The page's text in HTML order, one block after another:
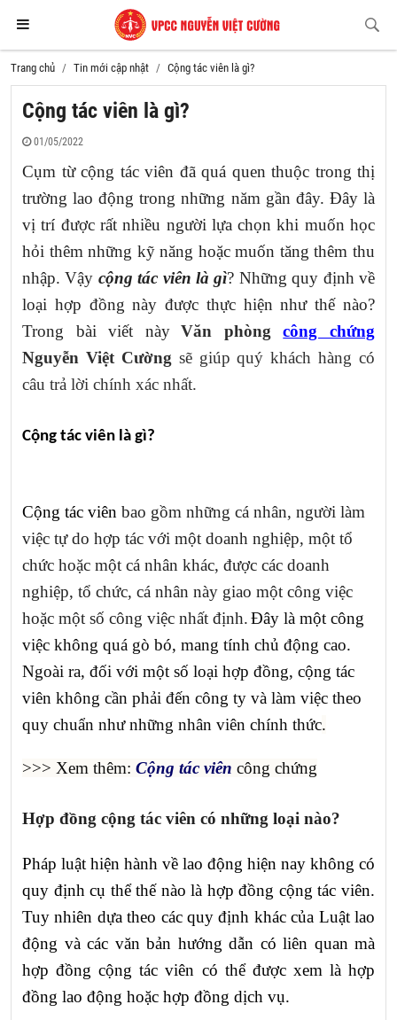
Trang chủ Tin mới cập nhật Cộng tác viên là gì?
Cộng tác viên là gì?
01/05/2022
Cụm từ cộng tác viên đã quá quen thuộc trong thị
trường lao động trong những năm gần đây. Đây là
vị trí được rất nhiều người lựa chọn khi muốn học
hỏi thêm những kỹ năng hoặc muốn tăng thêm thu
nhập. Vậy cộng tác viên là gì? Những quy định về
loại hợp đồng này được thực hiện như thế nào?
Trong bài viết này Văn phòngcông chứng
Nguyễn Việt Cường sẽ giúp quý khách hàng có
câu trả lời chính xác nhất.
Cộng tác viên là gì?
Cộng tác viên bao gồm những cá nhân, người làm
việc tự do hợp tác với một doanh nghiệp, một tổ
chức hoặc một cá nhân khác, được các doanh
nghiệp, tổ chức, cá nhân này giao một công việc
hoặc một số công việc nhất định.Đây là một công
việc không quá gò bó, mang tính chủ động cao.
Ngoài ra, đối với một số loại hợp đồng, cộng tác
viên không cần phải đến công ty và làm việc theo
quy chuẩn như những nhân viên chính thức.
>>> Xem thêm: Cộng tác viên công chứng
Hợp đồng cộng tác viên có những loại nào?
Pháp luật hiện hành về lao động hiện nay không có
quy định cụ thể thế nào là hợp đồng cộng tác viên.
Tuy nhiên dựa theo các quy định khác của Luật lao
động và các văn bản hướng dẫn có liên quan mà
hợp đồng cộng tác viên có thể được xem là hợp
đồng lao động hoặc hợp đồng dịch vụ.